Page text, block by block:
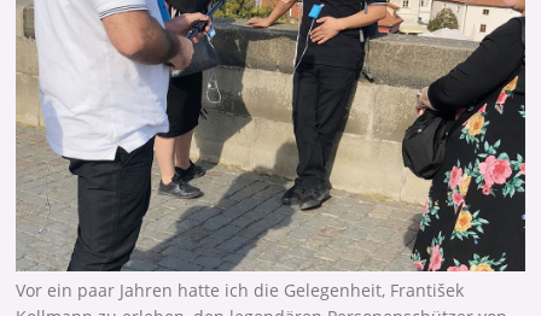
Vor ein paar Jahren hatte ich die Gelegenheit, František